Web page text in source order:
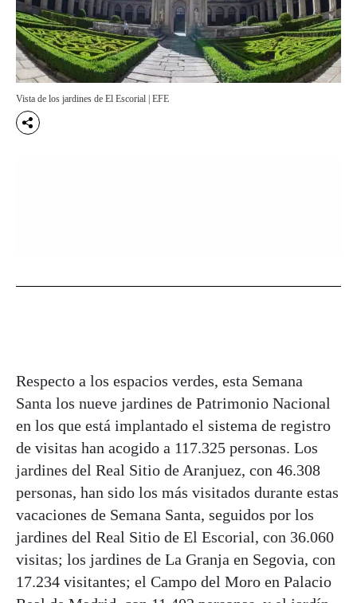
Vista de los jardines de El Escorial | EFE
Respecto a los espacios verdes, esta Semana
Santa los nueve jardines de Patrimonio Nacional
en los que está implantado el sistema de registro
de visitas han acogido a 117.325 personas. Los
jardines del Real Sitio de Aranjuez, con 46.308
personas, han sido los más visitados durante estas
vacaciones de Semana Santa, seguidos por los
jardines del Real Sitio de El Escorial, con 36.060
visitas; los jardines de La Granja en Segovia, con
17.234 visitantes; el Campo del Moro en Palacio